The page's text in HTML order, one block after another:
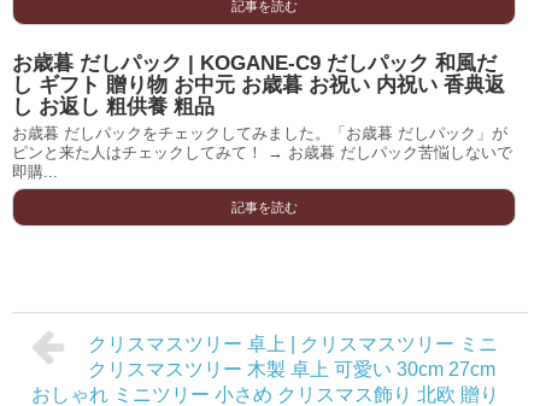
記事を読む
お歳暮 だしパック | KOGANE-C9 だしパック 和風だ
し ギフト 贈り物 お中元 お歳暮 お祝い 内祝い 香典返
し お返し 粗供養 粗品
お歳暮 だしパックをチェックしてみました。「お歳暮 だしパック」が
ピンと来た人はチェックしてみて！ → お歳暮 だしパック苦悩しないで
即購...
記事を読む
クリスマスツリー 卓上 | クリスマスツリー ミニ
クリスマスツリー 木製 卓上 可愛い 30cm 27cm
おしゃれ ミニツリー 小さめ クリスマス飾り 北欧 贈り